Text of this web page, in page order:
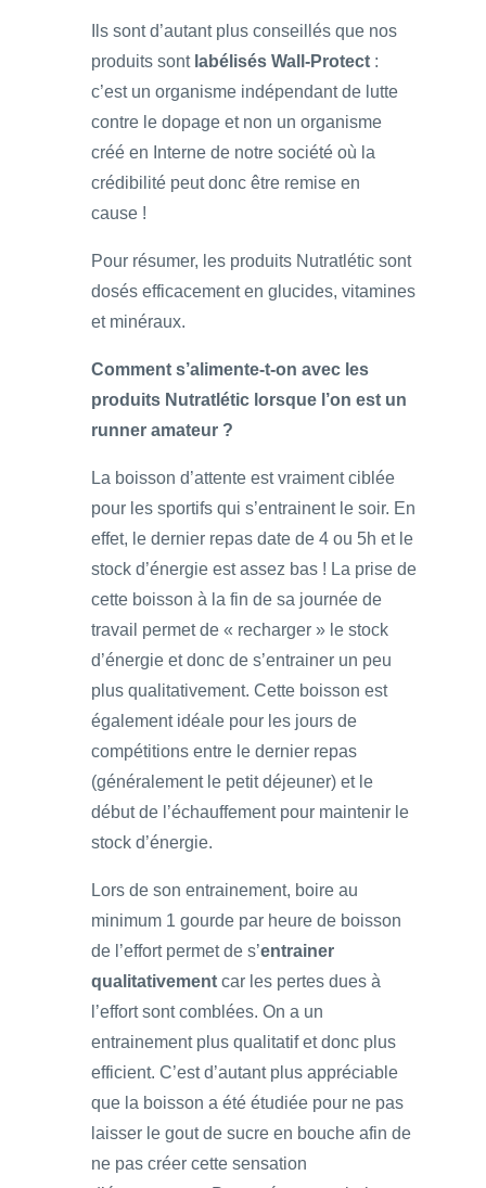
Ils sont d’autant plus conseillés que nos
produits sontlabélisés Wall-Protect :
c’est un organisme indépendant de lutte
contre le dopage et non un organisme
créé en Interne de notre société où la
crédibilité peut donc être remise en
cause !
Pour résumer, les produits Nutratlétic sont
dosés efficacement en glucides, vitamines
et minéraux.
Comment s’alimente-t-on avec les
produits Nutratlétic lorsque l’on est un
runner amateur ?
La boisson d’attente est vraiment ciblée
pour les sportifs qui s’entrainent le soir. En
effet, le dernier repas date de 4 ou 5h et le
stock d’énergie est assez bas ! La prise de
cette boisson à la fin de sa journée de
travail permet de « recharger » le stock
d’énergie et donc de s’entrainer un peu
plus qualitativement. Cette boisson est
également idéale pour les jours de
compétitions entre le dernier repas
(généralement le petit déjeuner) et le
début de l’échauffement pour maintenir le
stock d’énergie.
Lors de son entrainement, boire au
minimum 1 gourde par heure de boisson
de l’effort permet de s’entrainer
qualitativement car les pertes dues à
l’effort sont comblées. On a un
entrainement plus qualitatif et donc plus
efficient. C’est d’autant plus appréciable
que la boisson a été étudiée pour ne pas
laisser le gout de sucre en bouche afin de
ne pas créer cette sensation